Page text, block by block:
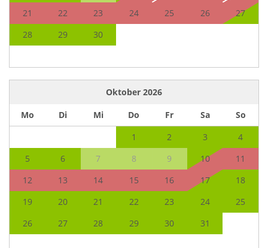
21
22 23 24 25 26
27
28
29 30
Oktober 2026
Mo
Di Mi Do Fr Sa
So
1
2 3
4
5
6 7 8 9 10
11
12
13 14 15 16 17
18
19
20 21 22 23 24
25
26
27 28 29 30 31